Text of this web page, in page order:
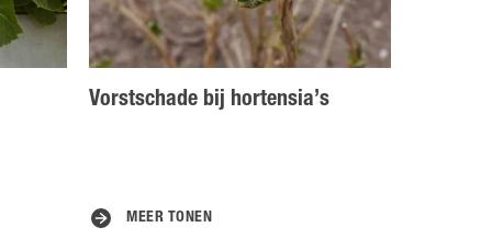
Vorstschade bij hortensia’s
MEER TONEN